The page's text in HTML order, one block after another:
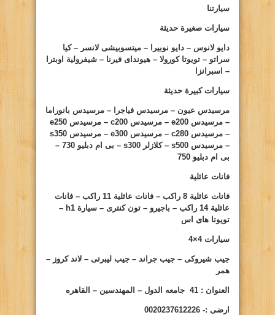
سيارتنا
سيارات صغيرة حديثة
دايو لانوس – دايو نوبيرا – ميتسوبيشى لانسر – كيا
سراتو – تويوتا كورولا – هيونداى فيرنا – شيفرولية اوبترا
– اسبرانزا
سيارات كبيرة حديثة
مرسيدس عيون – مرسيدس فياجرا – مرسيدس بانوراما
– مرسيدس e200 – مرسيدس c200 – مرسيدس e250
– مرسيدس c280 – مرسيدس e300 – مرسيدس s350
– مرسيدس s500 – كلازلر s300 – بى ام دبليو 730
–
بى ام دبليو 750
فانات عائلية
فانات عائلية 8 راكب – فانات عائلية 11 راكب – فانات
عائلية 14 راكب – باجيرو – تون كنترى – سيارة
h1
–
تويوتا هاى اس
سيارات4×4
جيب شيروكى – جيب جراند – جيب ليبرتى – لاند كروز –
همر
لعنوان : 41 جامعه الدول – المهندسين – القاهره
ارضى :- 0020237612226